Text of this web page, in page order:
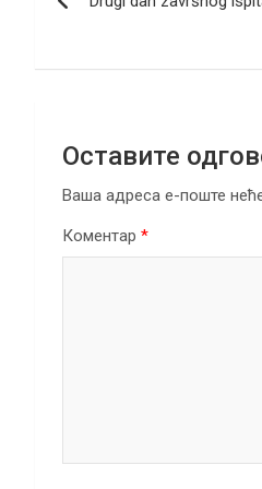
k
чланка
Оставите
Ваша адреса е-поште
Коментар *